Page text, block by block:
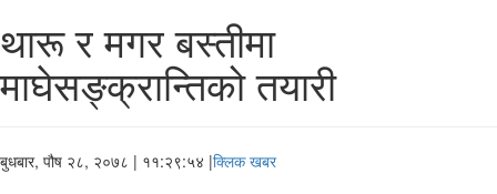
थारू र मगर बस्तीमा
माघेसङ्क्रान्तिको तयारी
बुधबार, पौष २८, २०७८ | ११:२९:५४ |क्लिक खबर